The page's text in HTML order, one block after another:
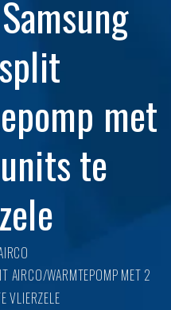
met
te
AIRCO/WARMTEPOMP MET 2
VLIERZELE